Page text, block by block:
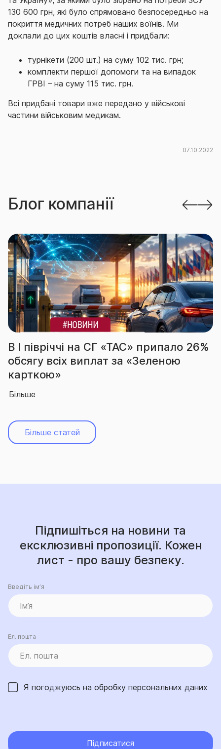
130 600 грн, які було спрямовано безпосередньо на
покриття медичних потреб наших воїнів. Ми
доклали до цих коштів власні і придбали:
турнікети (200 шт.) на суму 102 тис. грн;
комплекти першої допомоги та на випадок
ГРВІ – на суму 115 тис. грн.
Всі придбані товари вже передано у військові
частини військовим медикам.
07.10.2022
Блог компанії
СГ «ТАС» припало 26%
за «Зеленою
За підсумками
вчергове
Більше статей
Підпишіться на новини та
ексклюзивні пропозиції. Кожен
лист - про вашу безпеку.
Введіть ім’я
Ел. пошта
Я погоджуюсь на обробку персональних даних
Підписатися